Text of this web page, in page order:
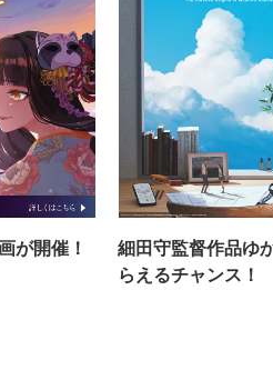
が開催！
細田守監督作品ゆ
らえるチャンス！